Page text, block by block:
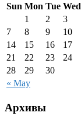
Sun Mon Tue Wed
« May
1 2 3
7
8 9 10
14
15 16 17
21
22 23 24
28
29 30
Архивы